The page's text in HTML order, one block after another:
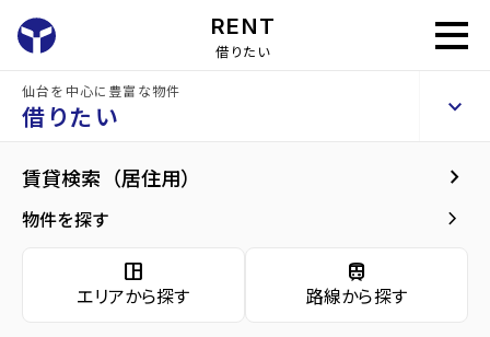
RENT
借りたい
仙台を中心に豊富な物件
借りたい keyboard_arrow_up
賃貸検索（居住用） keyboard_arrow_right
物件を探す keyboard_arrow_right
space_dashboard
エリアから探す
train
路線から探す
貸事務所 HSGビル
建物概要
現在募集中の物件arrow_forward
arrow_forward
HSGビル